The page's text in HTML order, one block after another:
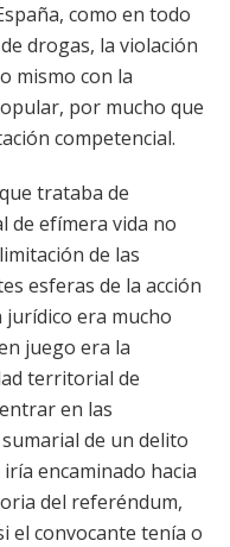
como en todo
drogas, la violación
mismo con la
por mucho que
competencial.
trataba de
de efímera vida no
de las
esferas de la acción
jurídico era mucho
juego era la
territorial de
en las
de un delito
encaminado hacia
del referéndum,
el convocante tenía o